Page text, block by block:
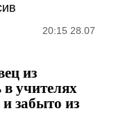
20:15 28.07
из
учителях
забыто из